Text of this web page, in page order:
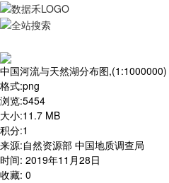
中国河流与天然湖分布图,(1:1000000)
格式:png
浏览:5454
大小:11.7 MB
积分:1
来源:自然资源部 中国地质调查局
时间: 2019年11月28日
收藏: 0